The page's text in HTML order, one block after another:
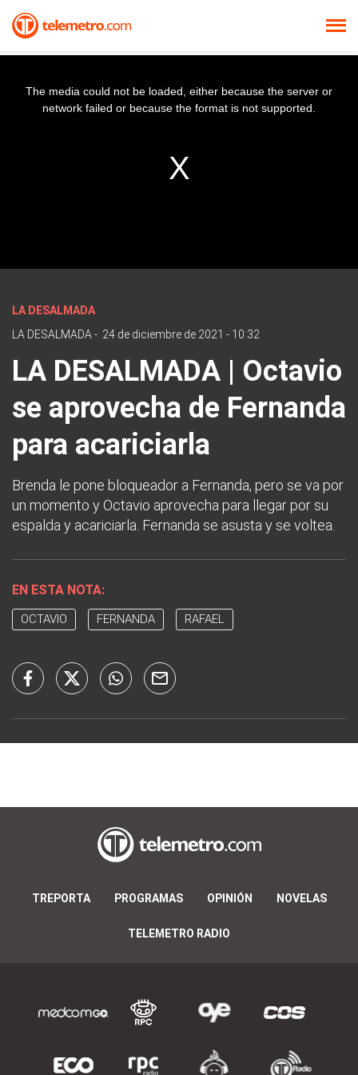
The media could not be loaded, either because the server or
network failed or because the format is not supported.
LA DESALMADA
LA DESALMADA - 24 de diciembre de 2021 - 10:32
LA DESALMADA | Octavio
se aprovecha de Fernanda
para acariciarla
Brenda le pone bloqueador a Fernanda, pero se va por
un momento y Octavio aprovecha para llegar por su
espalda y acariciarla. Fernanda se asusta y se voltea.
EN ESTA NOTA:
OCTAVIO FERNANDA RAFAEL
TREPORTA PROGRAMAS OPINIÓN NOVELAS
TELEMETRO RADIO